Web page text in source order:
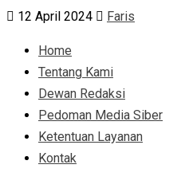
12 April 2024 Faris
Home
Tentang Kami
Dewan Redaksi
Pedoman Media Siber
Ketentuan Layanan
Kontak